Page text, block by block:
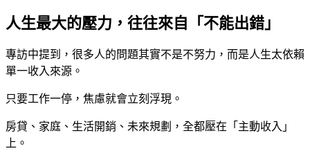
人生最大的壓力，往往來自「不能出錯」
專訪中提到，很多人的問題其實不是不努力，而是人生太依賴
單一收入來源。
只要工作一停，焦慮就會立刻浮現。
房貸、家庭、生活開銷、未來規劃，全都壓在「主動收入」
上。